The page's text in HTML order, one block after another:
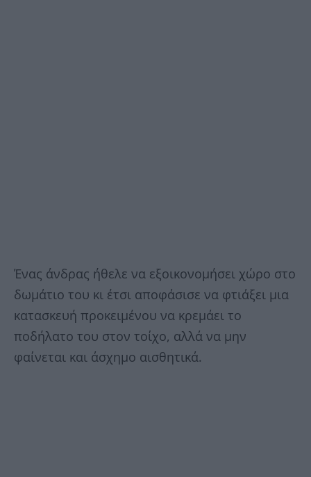
Ένας άνδρας ήθελε να εξοικονομήσει χώρο στο
δωμάτιο του κι έτσι αποφάσισε να φτιάξει μια
κατασκευή προκειμένου να κρεμάει το
ποδήλατο του στον τοίχο, αλλά να μην
φαίνεται και άσχημο αισθητικά.